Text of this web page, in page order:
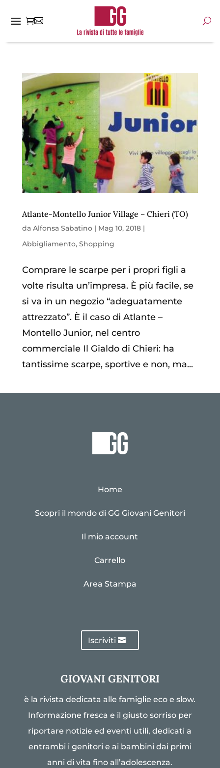
Atlante-Montello Junior Village – Chieri (TO)
da Alfonsa Sabatino| Mag 10, 2018|
Abbigliamento, Shopping
Comprare le scarpe per i propri figli a
volte risulta un’impresa. È più facile, se
si va in un negozio “adeguatamente
attrezzato”. È il caso di Atlante –
Montello Junior, nel centro
commerciale Il Gialdo di Chieri: ha
tantissime scarpe, sportive e non, ma...
Home
Scopri il mondo di GG Giovani Genitori
Il mio account
Carrello
Area Stampa
Iscriviti
GIOVANI GENITORI
è la rivista dedicata alle famiglie eco e slow.
Informazione fresca e il giusto sorriso per
riportare notizie ed eventi utili, dedicati a
entrambi i genitori e ai bambini dai primi
anni di vita fino all’adolescenza.